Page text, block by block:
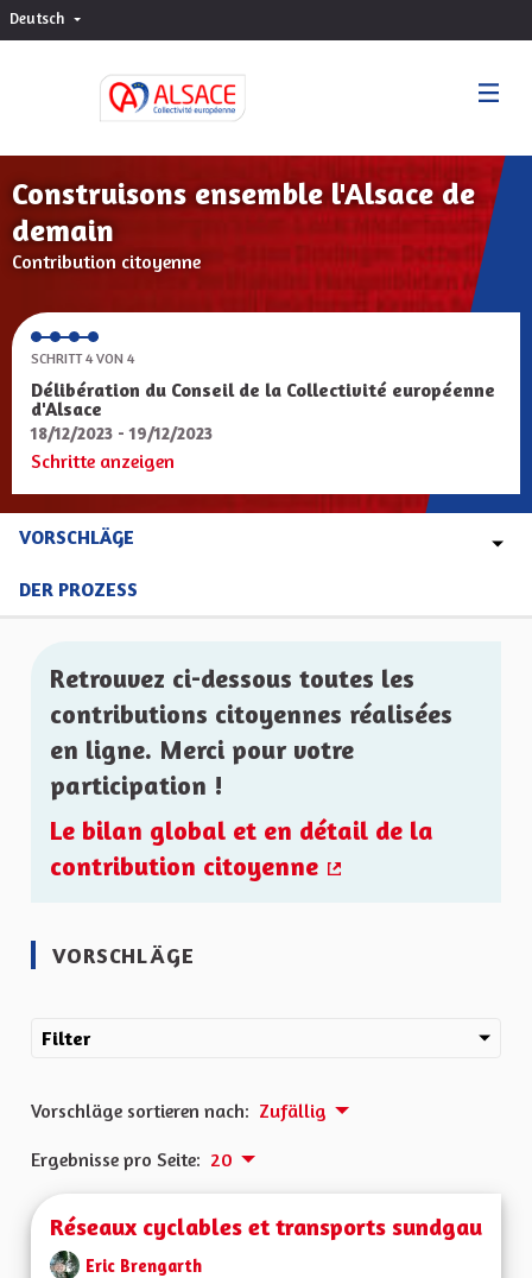
Deutsch Choisir la langue
Construisons ensemble l'Alsace de
demain
Contribution citoyenne
SCHRITT 4 VON 4
Délibération du Conseil de la Collectivité européenne
d'Alsace
18/12/2023 - 19/12/2023
Schritte anzeigen
VORSCHLÄGE
DER PROZESS
Retrouvez ci-dessous toutes les
contributions citoyennes réalisées
en ligne. Merci pour votre
participation !
Le bilan global et en détail de la
contribution citoyenne
VORSCHLÄGE
Filter
Vorschläge sortieren nach: Zufällig
Ergebnisse pro Seite: 20
Réseaux cyclables et transports sundgau
Eric Brengarth